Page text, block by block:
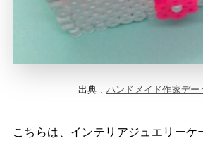
出典 : ハンドメイド作家デー
こちらは、インテリアジュエリーケ